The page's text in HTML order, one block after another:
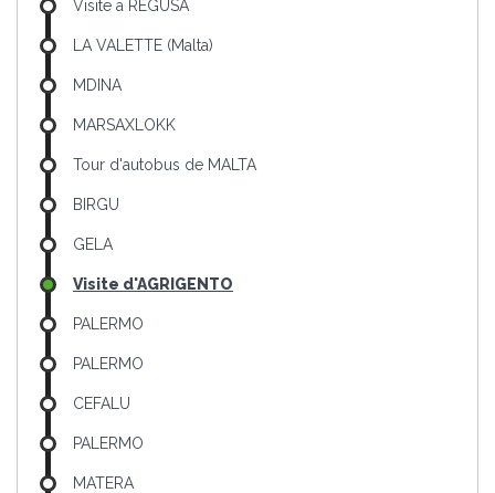
Visite a REGUSA
LA VALETTE (Malta)
MDINA
MARSAXLOKK
Tour d'autobus de MALTA
BIRGU
GELA
Visite d'AGRIGENTO
PALERMO
PALERMO
CEFALU
PALERMO
MATERA